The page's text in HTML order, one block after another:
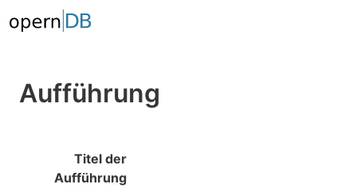
Aufführung
Titel der
Aufführung